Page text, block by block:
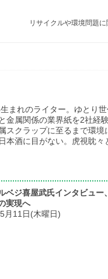
リサイクルや環境問題
まれのライター。ゆとり
金属関係の業界紙を2社経
スクラップに至るまで環境
本酒に目がない。虎視眈々
ベジ喜屋武氏インタビュー
実現へ
月11日(木曜日)